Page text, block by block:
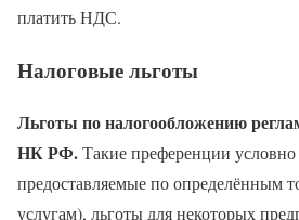
платить НДС.
Налоговые льготы
Льготы по налогообложению
НК РФ.Такие преференции условно
предоставляемые по определённым
услугам), льготы для некоторых